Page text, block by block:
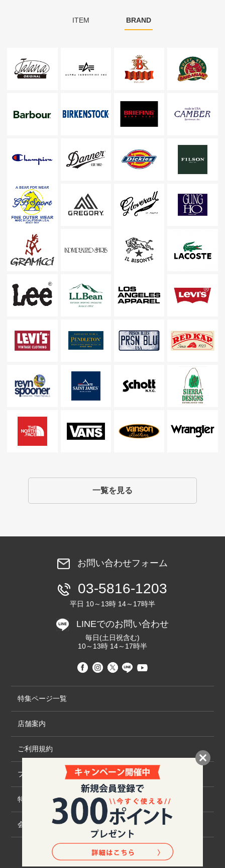
ITEM BRAND
一覧を見る
お問い合わせフォーム
03-5816-1203
平日 10～13時 14～17時半
LINEでのお問い合わせ
毎日(土日祝含む)
10～13時 14～17時半
特集ページ一覧
店舗案内
ご利用規約
プライバシーポリシー
特定商取引法について
会社概要
©2020 TRANS GLOBAL CO.,LTD.